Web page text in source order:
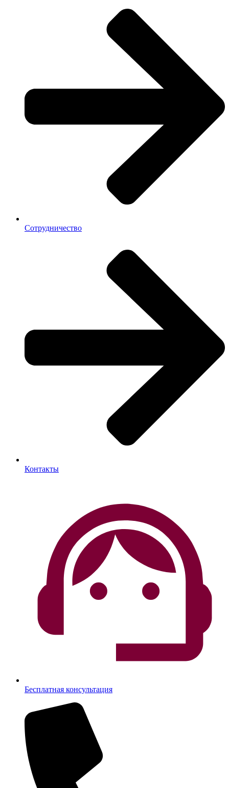
Сотрудничество
Контакты
Бесплатная консультация